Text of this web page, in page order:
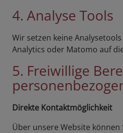
4. Analyse Tools
Wir setzen keine Analysetools
Analytics oder Matomo auf
5. Freiwillige
Direkte Kontaktmöglichkeit
Über unsere Website können